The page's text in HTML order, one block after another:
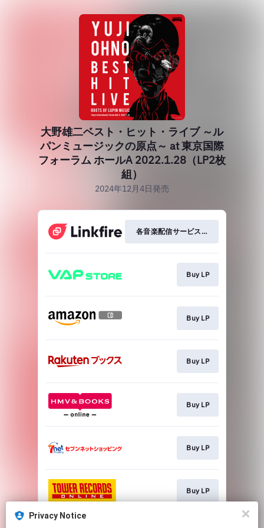
Privacy Notice
大野雄二ベスト・ヒット・ライブ ～ル
パンミュージックの原点～ at 東京国際
フォーラム ホールA 2022.1.28（LP2枚
組）
2024年12月4日発売
各音楽配信サービスはこちら
Buy LP
Buy LP
Buy LP
Buy LP
Buy LP
Buy LP